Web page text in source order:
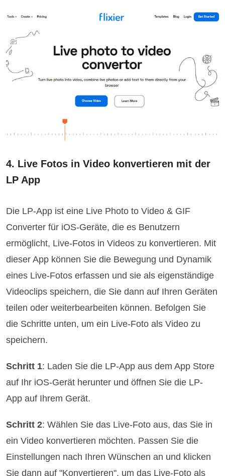
4. Live Fotos in Video konvertieren mit der
LP App
Die LP-App ist eine Live Photo to Video & GIF
Converter für iOS-Geräte, die es Benutzern
ermöglicht, Live-Fotos in Videos zu konvertieren. Mit
dieser App können Sie die Bewegung und Dynamik
eines Live-Fotos erfassen und sie als eigenständige
Videoclips speichern, die Sie dann auf Ihren Geräten
teilen oder weiterbearbeiten können. Befolgen Sie
die Schritte unten, um ein Live-Foto als Video zu
speichern.
Schritt 1: Laden Sie die LP-App aus dem App Store
auf Ihr iOS-Gerät herunter und öffnen Sie die LP-
App auf Ihrem Gerät.
Schritt 2: Wählen Sie das Live-Foto aus, das Sie in
ein Video konvertieren möchten. Passen Sie die
Einstellungen nach Ihren Wünschen an und klicken
Sie dann auf "Konvertieren", um das Live-Foto als